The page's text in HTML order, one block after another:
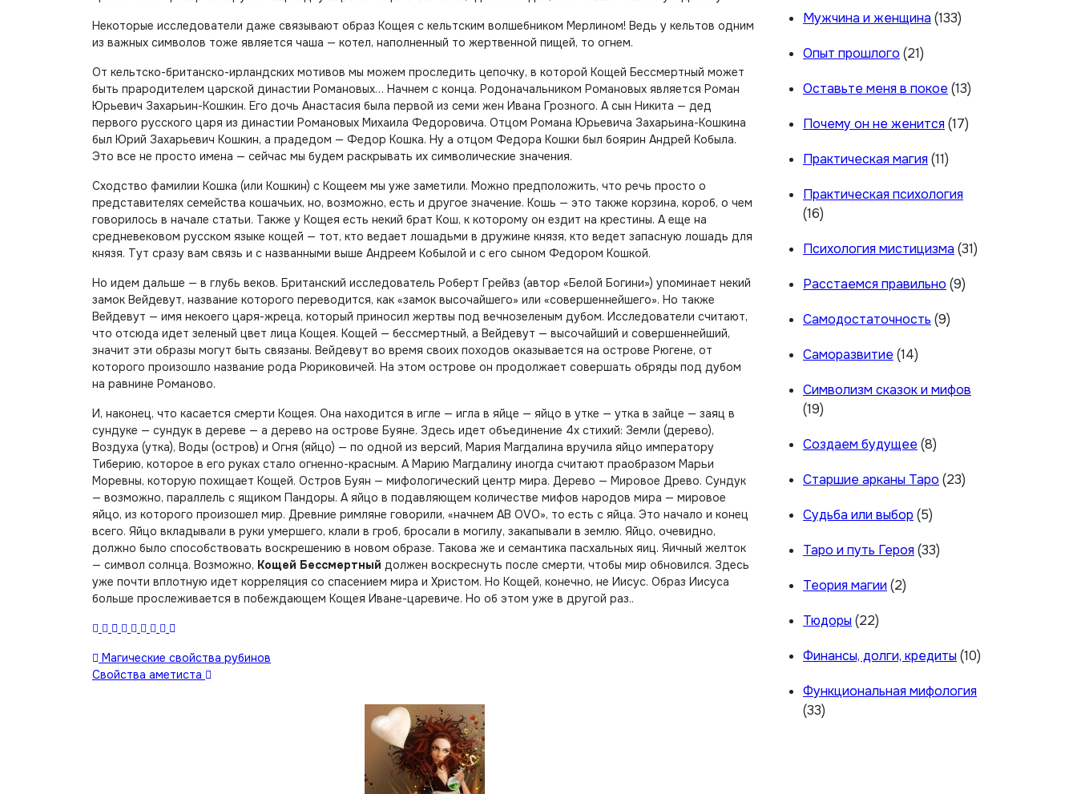
Некоторые исследователи даже связывают образ Кощея с кельтским волшебником Мерлином! Ведь у кельтов одним
из важных символов тоже является чаша — котел, наполненный то жертвенной пищей, то огнем.
От кельтско-британско-ирландских мотивов мы можем проследить цепочку, в которой Кощей Бессмертный может
быть прародителем царской династии Романовых… Начнем с конца. Родоначальником Романовых является Роман
Юрьевич Захарьин-Кошкин. Его дочь Анастасия была первой из семи жен Ивана Грозного. А сын Никита — дед
первого русского царя из династии Романовых Михаила Федоровича. Отцом Романа Юрьевича Захарьина-Кошкина
был Юрий Захарьевич Кошкин, а прадедом — Федор Кошка. Ну а отцом Федора Кошки был боярин Андрей Кобыла.
Это все не просто имена — сейчас мы будем раскрывать их символические значения.
Сходство фамилии Кошка (или Кошкин) с Кощеем мы уже заметили. Можно предположить, что речь просто о
представителях семейства кошачьих, но, возможно, есть и другое значение. Кошь — это также корзина, короб, о чем
говорилось в начале статьи. Также у Кощея есть некий брат Кош, к которому он ездит на крестины. А еще на
средневековом русском языке кощей — тот, кто ведает лошадьми в дружине князя, кто ведет запасную лошадь для
князя. Тут сразу вам связь и с названными выше Андреем Кобылой и с его сыном Федором Кошкой.
Но идем дальше — в глубь веков. Британский исследователь Роберт Грейвз (автор «Белой Богини») упоминает некий
замок Вейдевут, название которого переводится, как «замок высочайшего» или «совершеннейшего». Но также
Вейдевут — имя некоего царя-жреца, который приносил жертвы под вечнозеленым дубом. Исследователи считают,
что отсюда идет зеленый цвет лица Кощея. Кощей — бессмертный, а Вейдевут — высочайший и совершеннейший,
значит эти образы могут быть связаны. Вейдевут во время своих походов оказывается на острове Рюгене, от
которого произошло название рода Рюриковичей. На этом острове он продолжает совершать обряды под дубом
на равнине Романово.
И, наконец, что касается смерти Кощея. Она находится в игле — игла в яйце — яйцо в утке — утка в зайце — заяц в
сундуке — сундук в дереве — а дерево на острове Буяне. Здесь идет объединение 4х стихий: Земли (дерево),
Воздуха (утка), Воды (остров) и Огня (яйцо) — по одной из версий, Мария Магдалина вручила яйцо императору
Тиберию, которое в его руках стало огненно-красным. А Марию Магдалину иногда считают праобразом Марьи
Моревны, которую похищает Кощей. Остров Буян — мифологический центр мира. Дерево — Мировое Древо. Сундук
— возможно, параллель с ящиком Пандоры. А яйцо в подавляющем количестве мифов народов мира — мировое
яйцо, из которого произошел мир. Древние римляне говорили, «начнем АВ ОVО», то есть с яйца. Это начало и конец
всего. Яйцо вкладывали в руки умершего, клали в гроб, бросали в могилу, закапывали в землю. Яйцо, очевидно,
должно было способствовать воскрешению в новом образе. Такова же и семантика пасхальных яиц. Яичный желток
— символ солнца. Возможно, Кощей Бессмертный должен воскреснуть после смерти, чтобы мир обновился. Здесь
уже почти вплотную идет корреляция со спасением мира и Христом. Но Кощей, конечно, не Иисус. Образ Иисуса
больше прослеживается в побеждающем Кощея Иване-царевиче. Но об этом уже в другой раз..
Навигация
Магические свойства рубинов
Свойства аметиста
Мужчина и женщина (133)
Опыт прошлого (21)
Оставьте меня в покое (13)
Почему он не женится (17)
Практическая магия (11)
Практическая психология
(16)
Психология мистицизма (31)
Расстаемся правильно (9)
Самодостаточность (9)
Саморазвитие (14)
Символизм сказок и мифов
(19)
Создаем будущее (8)
Старшие арканы Таро (23)
Судьба или выбор (5)
Таро и путь Героя (33)
Теория магии (2)
Тюдоры (22)
Финансы, долги, кредиты (10)
Функциональная мифология
(33)